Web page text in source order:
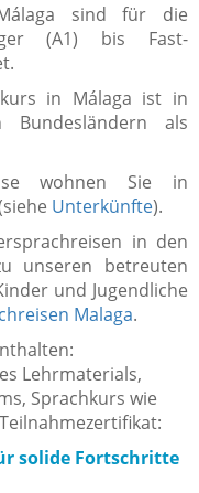
sind für die
(A1) bis Fast-
in Málaga ist in
Bundesländern als
wohnen Sie in
Unterkünfte).
in den
unseren betreuten
und Jugendliche
Malaga.
Lehrmaterials,
Sprachkurs wie
solide Fortschritte